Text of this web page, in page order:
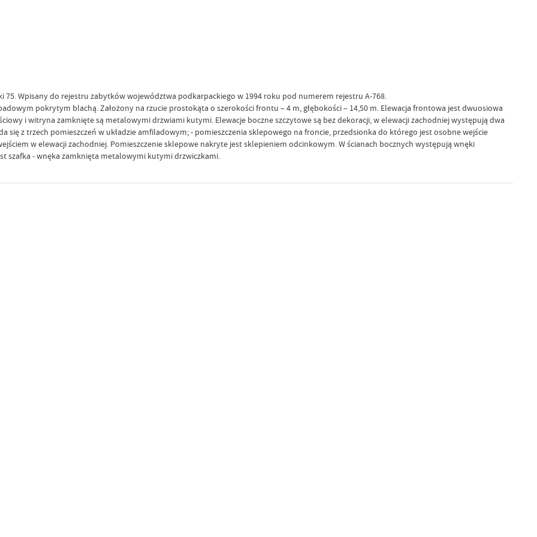
75. Wpisany do rejestru zabytków województwa podkarpackiego w 1994 roku pod numerem rejestru A-768.
pokrytym blachą. Założony na rzucie prostokąta o szerokości frontu – 4 m, głębokości – 14,50 m. Elewacja frontowa jest dwuosiowa
i witryna zamknięte są metalowymi drzwiami kutymi. Elewacje boczne szczytowe są bez dekoracji, w elewacji zachodniej występują dwa
z trzech pomieszczeń w układzie amfiladowym; - pomieszczenia sklepowego na froncie, przedsionka do którego jest osobne wejście
w elewacji zachodniej. Pomieszczenie sklepowe nakryte jest sklepieniem odcinkowym. W ścianach bocznych występują wnęki
szafka - wnęka zamknięta metalowymi kutymi drzwiczkami.